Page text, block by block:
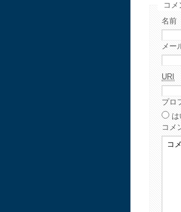
コメ
名前
メー
URI
プロ
は
コメ